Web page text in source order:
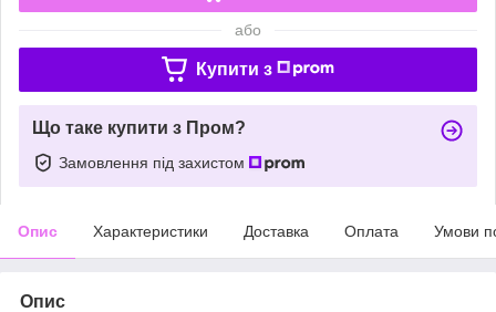
або
Купити з
Що таке купити з Пром?
Замовлення під захистом
Опис Характеристики Доставка Оплата Умови
Опис